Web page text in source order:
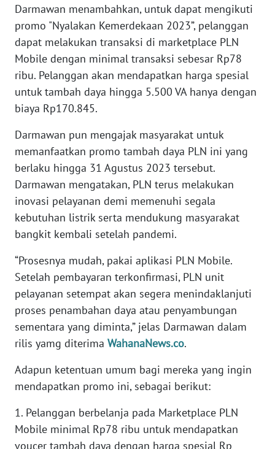
Darmawan menambahkan, untuk dapat mengikuti
promo "Nyalakan Kemerdekaan 2023”, pelanggan
dapat melakukan transaksi di marketplace PLN
Mobile dengan minimal transaksi sebesar Rp78
ribu. Pelanggan akan mendapatkan harga spesial
untuk tambah daya hingga 5.500 VA hanya dengan
biaya Rp170.845.
Darmawan pun mengajak masyarakat untuk
memanfaatkan promo tambah daya PLN ini yang
berlaku hingga 31 Agustus 2023 tersebut.
Darmawan mengatakan, PLN terus melakukan
inovasi pelayanan demi memenuhi segala
kebutuhan listrik serta mendukung masyarakat
bangkit kembali setelah pandemi.
“Prosesnya mudah, pakai aplikasi PLN Mobile.
Setelah pembayaran terkonfirmasi, PLN unit
pelayanan setempat akan segera menindaklanjuti
proses penambahan daya atau penyambungan
sementara yang diminta,” jelas Darmawan dalam
rilis yamg diterima WahanaNews.co.
Adapun ketentuan umum bagi mereka yang ingin
mendapatkan promo ini, sebagai berikut:
1. Pelanggan berbelanja pada Marketplace PLN
Mobile minimal Rp78 ribu untuk mendapatkan
voucer tambah daya dengan harga spesial Rp
WN
BENGKULU
WN
WN
JATENG
WN
NUSANTARA
JOGJA
WN
JATIM
WN
BALI
WN
WN
KALTENG